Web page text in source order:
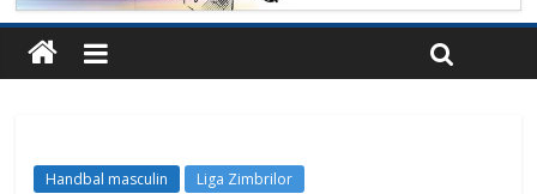
Handbal masculin Liga Zimbrilor